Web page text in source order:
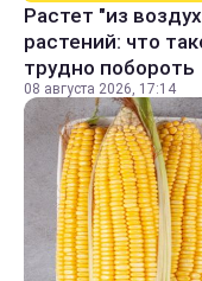
Растет "из
растений: что
трудно побороть
08 августа 2026, 17:14